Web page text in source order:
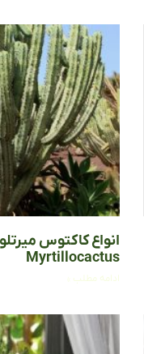
انواع کاکتوس
Myrtillocactus
ادامه مطلب »